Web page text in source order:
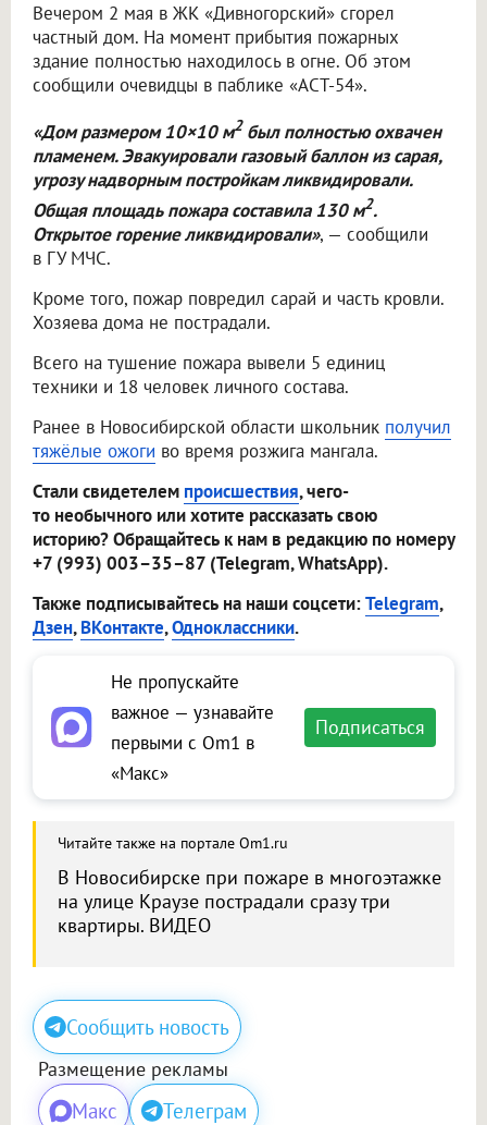
Вечером 2 мая в ЖК «Дивногорский» сгорел
частный дом. На момент прибытия пожарных
здание полностью находилось в огне. Об этом
сообщили очевидцы в паблике «АСТ-54».
«Дом размером 10×10 м2был полностью охвачен
пламенем. Эвакуировали газовый баллон из сарая,
угрозу надворным постройкам ликвидировали.
Общая площадь пожара составила 130 м2.
Открытое горение ликвидировали», — сообщили
в ГУ МЧС.
Кроме того, пожар повредил сарай и часть кровли.
Хозяева дома не пострадали.
Всего на тушение пожара вывели 5 единиц
техники и 18 человек личного состава.
Ранее в Новосибирской области школьник получил
тяжёлые ожоги во время розжига мангала.
Стали свидетелем происшествия, чего-
то необычного или хотите рассказать свою
историю? Обращайтесь к нам в редакцию по номеру
+7 (993) 003–35–87 (Telegram, WhatsApp).
Также подписывайтесь на наши соцсети:Telegram,
Дзен,ВКонтакте,Одноклассники.
Не пропускайте
важное — узнавайте
первыми с Om1 в
«Макс»
Подписаться
Читайте также на портале Om1.ru
В Новосибирске при пожаре в многоэтажке
на улице Краузе пострадали сразу три
квартиры. ВИДЕО
Сообщить новость
Размещение рекламы
Макс Телеграм